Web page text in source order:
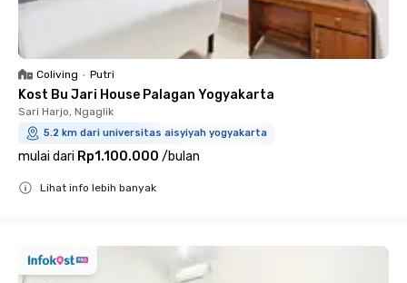
Coliving • Putri
Kost Bu Jari House Palagan Yogyakarta
Sari Harjo, Ngaglik
5.2 km dari universitas aisyiyah yogyakarta
mulai dari Rp1.100.000 /bulan
Lihat info lebih banyak